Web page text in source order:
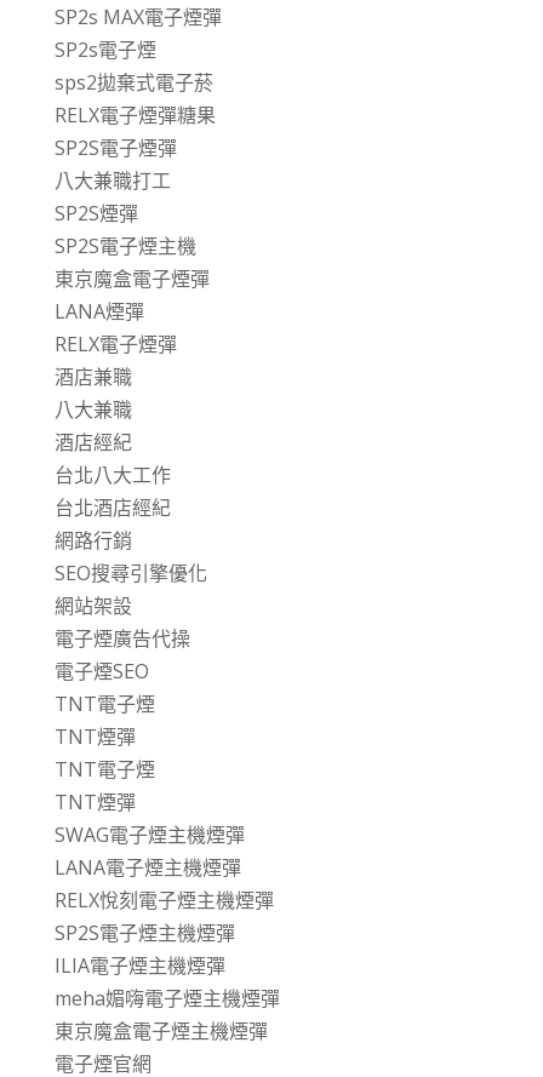
SP2s MAX電子煙彈
SP2s電子煙
sps2拋棄式電子菸
RELX電子煙彈糖果
SP2S電子煙彈
八大兼職打工
SP2S煙彈
SP2S電子煙主機
東京魔盒電子煙彈
LANA煙彈
RELX電子煙彈
酒店兼職
八大兼職
酒店經紀
台北八大工作
台北酒店經紀
網路行銷
SEO搜尋引擎優化
網站架設
電子煙廣告代操
電子煙SEO
TNT電子煙
TNT煙彈
TNT電子煙
TNT煙彈
SWAG電子煙主機煙彈
LANA電子煙主機煙彈
RELX悅刻電子煙主機煙彈
SP2S電子煙主機煙彈
ILIA電子煙主機煙彈
meha媚嗨電子煙主機煙彈
東京魔盒電子煙主機煙彈
電子煙官網